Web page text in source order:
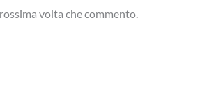
volta che commento.